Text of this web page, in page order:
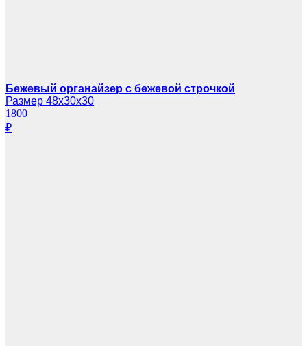
Бежевый органайзер с бежевой строчкой
Размер 48х30х30
1800
₽